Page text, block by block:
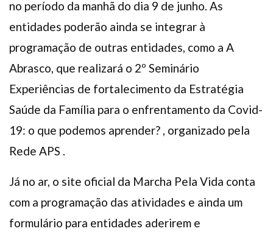
no período da manhã do dia 9 de junho. As
entidades poderão ainda se integrar à
programação de outras entidades, como a A
Abrasco, que realizará o 2º Seminário
Experiências de fortalecimento da Estratégia
Saúde da Família para o enfrentamento da Covid-
19: o que podemos aprender? , organizado pela
Rede APS .
Já no ar, o site oficial da Marcha Pela Vida conta
com a programação das atividades e ainda um
formulário para entidades aderirem e